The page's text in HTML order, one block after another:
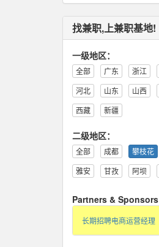
找兼职,上兼职基地!
一级地区：
全部 广东 浙江
河北
山东 山西
西藏
新疆
二级地区：
全部 成都 攀枝花
雅安
甘孜 阿坝
Partners & Sponsors
长期招聘电商运营经理